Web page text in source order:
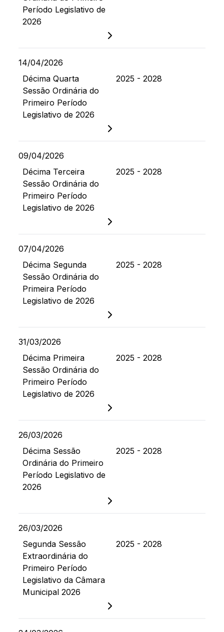
Período Legislativo de
2026
14/04/2026
Décima Quarta
Sessão Ordinária do
Primeiro Período
Legislativo de 2026
2025 - 2028
09/04/2026
Décima Terceira
Sessão Ordinária do
Primeiro Período
Legislativo de 2026
2025 - 2028
07/04/2026
Décima Segunda
Sessão Ordinária do
Primeira Período
Legislativo de 2026
2025 - 2028
31/03/2026
Décima Primeira
Sessão Ordinária do
Primeiro Período
Legislativo de 2026
2025 - 2028
26/03/2026
Décima Sessão
Ordinária do Primeiro
Período Legislativo de
2026
2025 - 2028
26/03/2026
Segunda Sessão
Extraordinária do
Primeiro Período
Legislativo da Câmara
Municipal 2026
2025 - 2028